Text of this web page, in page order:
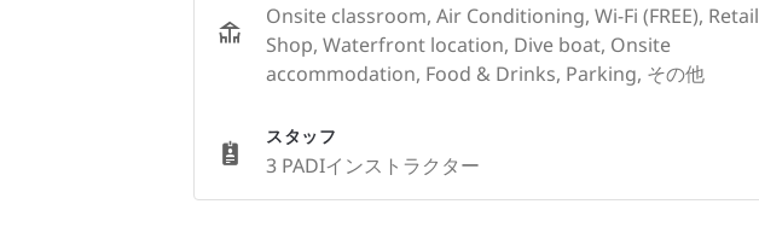
Onsite classroom, Air Conditioning, Wi-Fi (FREE), Retail
Shop, Waterfront location, Dive boat, Onsite
accommodation, Food & Drinks, Parking, その他
スタッフ
3 PADIインストラクター